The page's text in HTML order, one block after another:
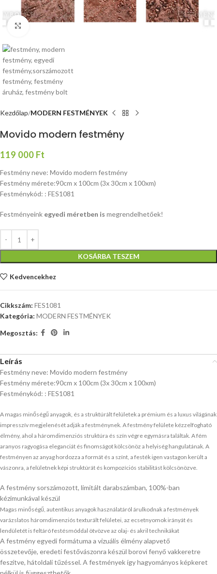
Kezdőlap MODERN FESTMÉNYEK
Movido modern festmény
119 000 Ft
Festmény neve: Movido modern festmény
Festmény mérete:90cm x 100cm (3x 30cm x 100xm)
Festménykód: : FES1081
Festményeink egyedi méretben is megrendelhetőek!
KOSÁRBA TESZEM
Kedvencekhez
Cikkszám: FES1081
Kategória: MODERN FESTMÉNYEK
Megosztás:
Leírás
Festmény neve: Movido modern festmény
Festmény mérete:90cm x 100cm (3x 30cm x 100xm)
Festménykód: : FES1081
A magas minőségű anyagok, és a struktúrált felületek a prémium és a luxus világának
impresszív megjelenését adják a festménynek. A festmény felülete kézzelfogható
élmény, ahol a háromdimenziós struktúra és szín végre egymásra találtak. A fém
aranyos ragyogása eleganciát és finomságot kölcsönöz a helyiség hangulatának. A
festményen az anyag hordozza a formát és a színt, a festék igen vastagon került a
vászonra, a felületnek képi struktúrát és kompozíciós stabilitást kölcsönözve.
A festmény sorszámozott, limitált darabszámban, 100%-ban
kézimunkával készül
Magas minőségű, autentikus anyagok használatáról árulkodnak a festmények
varázslatos háromdimenziós texturált felületei, az ecsetnyomok irányát és
lendületét is feltáró festésmóddal ötvözve az olaj- és akril technikákat
A festmény egyedi formátuma a vizuális élmény alapvető
összetevője, eredeti festővászonra készül borovi fenyő vakkeretre
feszítve, hátoldali tűzéssel. A festmények így hagyományos képkeret